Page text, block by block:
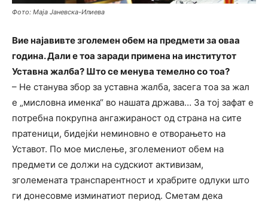
Фото: Маја Јаневска-Илиева
Вие најавивте зголемен обем на предмети за оваа
година. Дали е тоа заради примена на институтот
Уставна жалба? Што се менува темелно со тоа?
– Не станува збор за уставна жалба, засега тоа за жал
е „мисловна именка“ во нашата држава… За тој зафат е
потребна покрупна ангажираност од страна на сите
пратеници, бидејќи неминовно е отворањето на
Уставот. По мое мислење, зголемениот обем на
предмети се должи на судскиот активизам,
зголемената транспарентност и храбрите одлуки што
ги донесовме изминатиот период. Сметам дека